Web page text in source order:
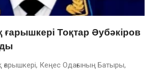
Тоқтар Әубәкіров
ғарышкері, Кеңес Одағының Батыры,